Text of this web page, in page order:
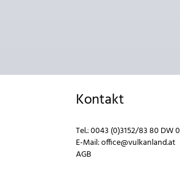
Kontakt
Tel.:0043 (0)3152/83 80 DW 0
E-Mail:office@vulkanland.at
AGB